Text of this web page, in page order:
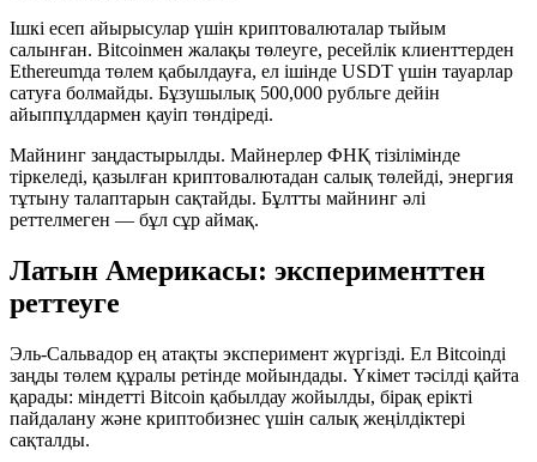
Ішкі есеп айырысулар үшін криптовалюталар тыйым
салынған. Bitcoinмен жалақы төлеуге, ресейлік клиенттерден
Ethereumда төлем қабылдауға, ел ішінде USDT үшін тауарлар
сатуға болмайды. Бұзушылық 500,000 рубльге дейін
айыппұлдармен қауіп төндіреді.
Майнинг заңдастырылды. Майнерлер ФНҚ тізілімінде
тіркеледі, қазылған криптовалютадан салық төлейді, энергия
тұтыну талаптарын сақтайды. Бұлтты майнинг әлі
реттелмеген — бұл сұр аймақ.
Латын Америкасы: эксперименттен
реттеуге
Эль-Сальвадор ең атақты эксперимент жүргізді. Ел Bitcoinді
заңды төлем құралы ретінде мойындады. Үкімет тәсілді қайта
қарады: міндетті Bitcoin қабылдау жойылды, бірақ ерікті
пайдалану және криптобизнес үшін салық жеңілдіктері
сақталды.